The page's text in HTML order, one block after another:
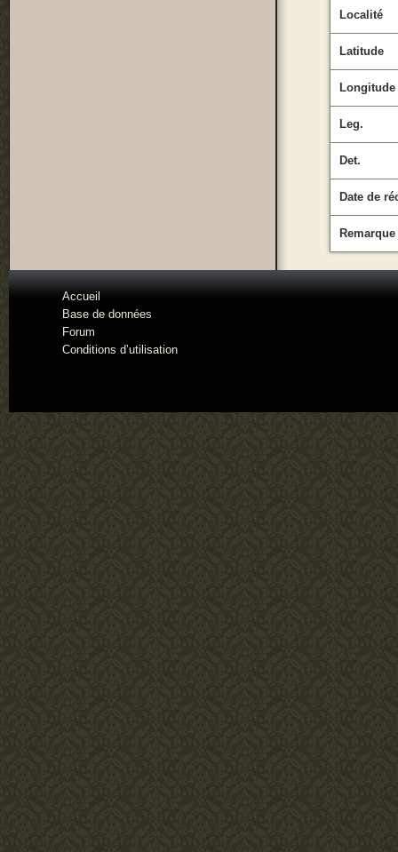
Localité
Latitude
Longitude
Leg.
Det.
Date de
Remarque
Accueil
Base de données
Forum
Conditions d’utilisation